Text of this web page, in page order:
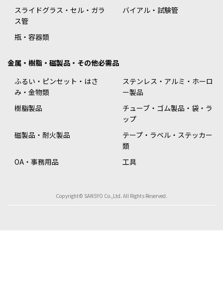
スライドグラス・セル・ガラ
ス管
バイアル・試験管
瓶・容器類
金属・樹脂・磁製品・その他必需品
ふるい・ピンセット・はさ
み・金物類
ステンレス・アルミ・ホーロ
ー製品
樹脂製品
チューブ・ゴム製品・袋・ラ
ップ
磁製品・耐火製品
テープ・ラベル・ステッカー
類
OA・事務用品
工具
Copyright© SANSYO Co.,Ltd. All Rights Reserved.